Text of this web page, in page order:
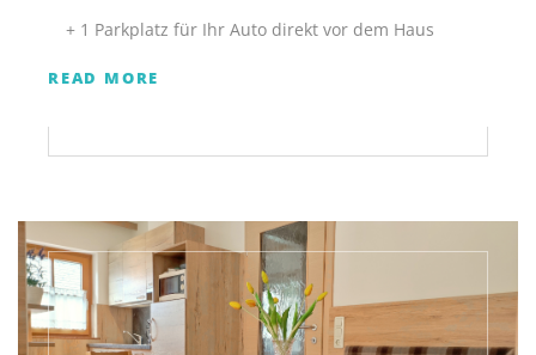
+ 1 Parkplatz für Ihr Auto direkt vor dem Haus
READ MORE